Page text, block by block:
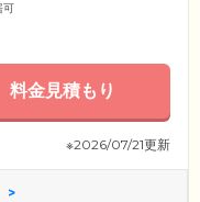
可
料金見積もり
※2026/07/21更新